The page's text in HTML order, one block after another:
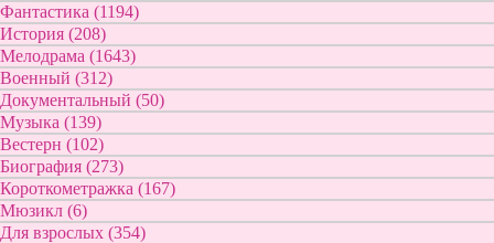
Фантастика (1194)
История (208)
Мелодрама (1643)
Военный (312)
Документальный (50)
Музыка (139)
Вестерн (102)
Биография (273)
Короткометражка (167)
Мюзикл (6)
Для взрослых (354)